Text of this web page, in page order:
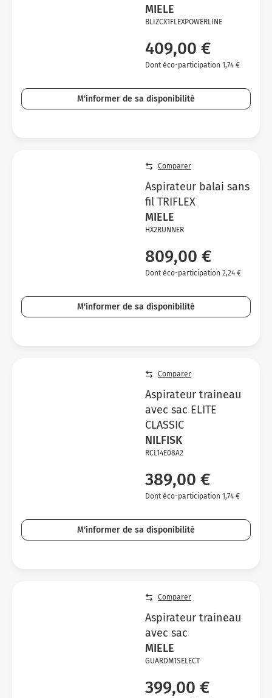
MIELE
BLIZCX1FLEXPOWERLINE
409,00 €
Dont éco-participation 1,74 €
M'informer de sa disponibilité
Comparer
Aspirateur balai sans
fil TRIFLEX
MIELE
HX2RUNNER
809,00 €
Dont éco-participation 2,24 €
M'informer de sa disponibilité
Comparer
Aspirateur traineau
avec sac ELITE
CLASSIC
NILFISK
RCL14E08A2
389,00 €
Dont éco-participation 1,74 €
M'informer de sa disponibilité
Comparer
Aspirateur traineau
avec sac
MIELE
GUARDM1SELECT
399,00 €